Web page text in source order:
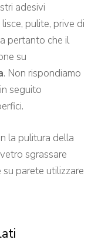
adesivi
pulite, prive di
pertanto che il
su
. Non rispondiamo
seguito
la pulitura della
sgrassare
parete utilizzare